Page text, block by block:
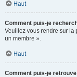
Haut
Comment puis-je
Veuillez vous rendre sur la
un membre ».
Haut
Comment puis-je